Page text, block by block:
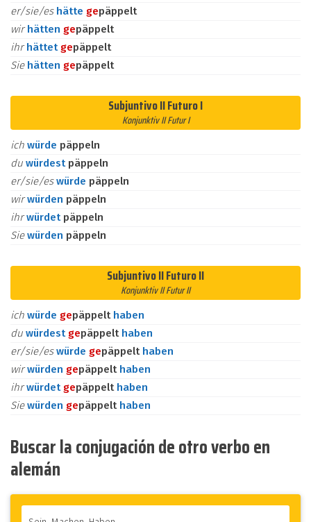
er/sie/es hätte gepäppelt
wirhätten gepäppelt
ihrhättet gepäppelt
Sie hätten gepäppelt
Subjuntivo II Futuro I
Konjunktiv II Futur I
ich würde päppeln
du würdest päppeln
er/sie/eswürde päppeln
wirwürden päppeln
ihrwürdet päppeln
Siewürden päppeln
Subjuntivo II Futuro II
Konjunktiv II Futur II
ich würde gepäppelt haben
du würdest gepäppelt haben
er/sie/eswürde gepäppelt haben
wirwürden gepäppelt haben
ihrwürdet gepäppelt haben
Siewürden gepäppelt haben
Buscar la conjugación de otro verbo en
alemán